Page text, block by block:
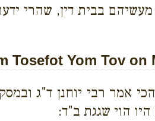
בבית דין, שהרי
Tosefot Yom Tov
אמר רבי יוחנן ד"ג
הוי שגגת ב"ד: